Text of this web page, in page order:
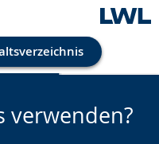
verwenden?